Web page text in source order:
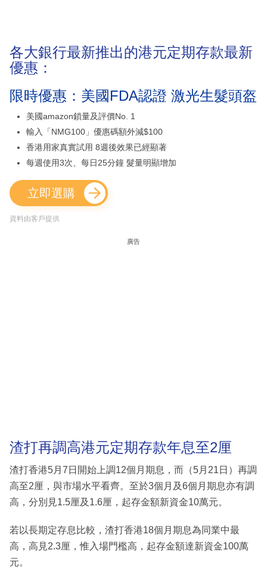
各大銀行最新推出的港元定期存款最新
優惠：
限時優惠：美國FDA認證 激光生髮頭盔
美國amazon鎖量及評價No. 1
輸入「NMG100」優惠碼額外減$100
香港用家真實試用 8週後效果已經顯著
每週使用3次、每日25分鐘 髮量明顯增加
立即選購
資料由客戶提供
廣告
渣打再調高港元定期存款年息至2厘
渣打香港5月7日開始上調12個月期息，而（5月21日）再調
高至2厘，與市場水平看齊。至於3個月及6個月期息亦有調
高，分別見1.5厘及1.6厘，起存金額新資金10萬元。
若以長期定存息比較，渣打香港18個月期息為同業中最
高，高見2.3厘，惟入場門檻高，起存金額達新資金100萬
元。